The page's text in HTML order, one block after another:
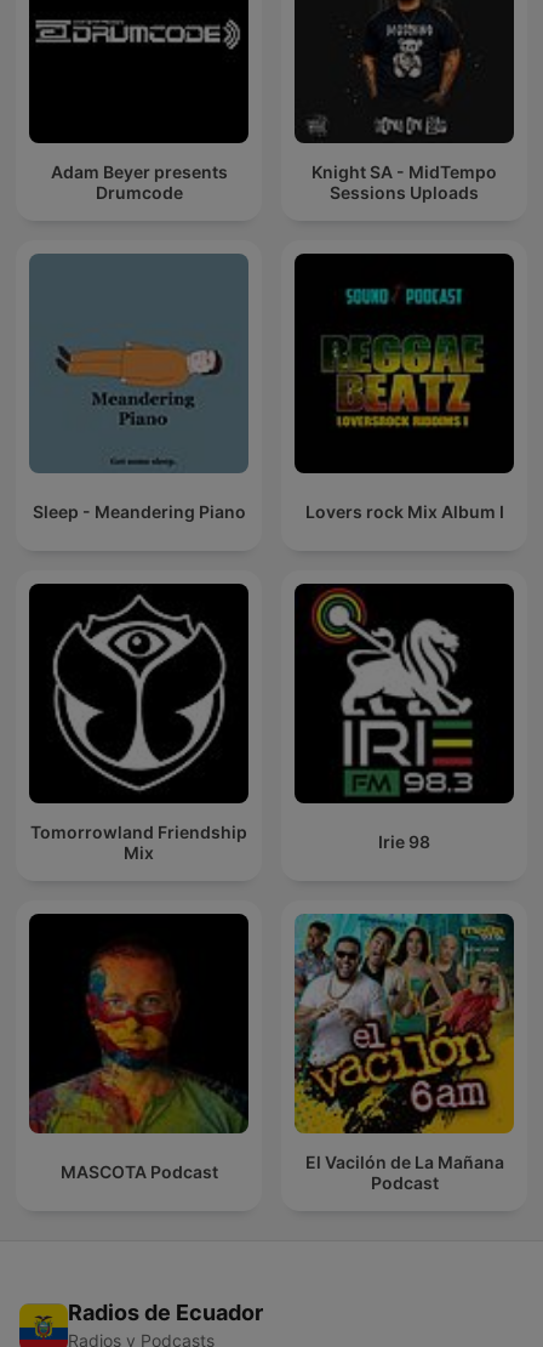
Adam Beyer presents
Drumcode
Knight SA - MidTempo
Sessions Uploads
Sleep - Meandering Piano Lovers rock Mix Album I
Tomorrowland Friendship
Mix
Irie 98
MASCOTA Podcast
El Vacilón de La Mañana
Podcast
Radios de Ecuador
Radios y Podcasts